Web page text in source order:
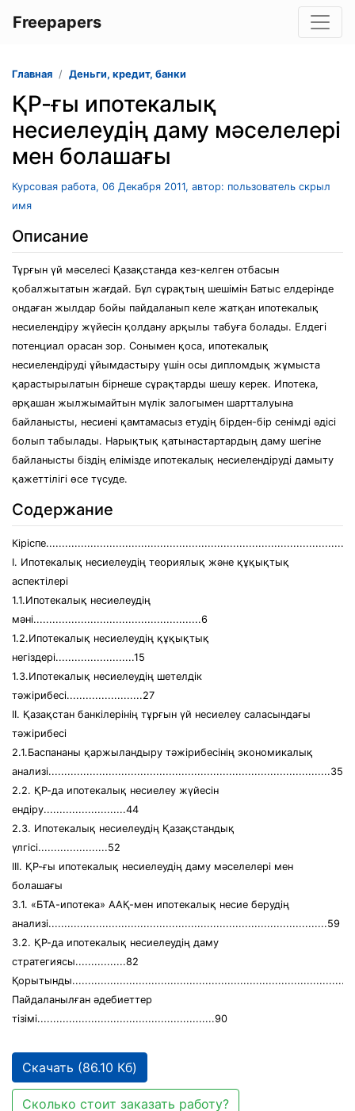
Freepapers
Главная Деньги, кредит, банки
ҚР-ғы ипотекалық
несиелеудің даму мәселелері
мен болашағы
Курсовая работа, 06 Декабря 2011, автор: пользователь скрыл
имя
Описание
Тұрғын үй мәселесі Қазақстанда кез-келген отбасын
қобалжытатын жағдай. Бұл сұрақтың шешімін Батыс елдерінде
ондаған жылдар бойы пайдаланып келе жатқан ипотекалық
несиелендіру жүйесін қолдану арқылы табуға болады. Елдегі
потенциал орасан зор. Сонымен қоса, ипотекалық
несиелендіруді ұйымдастыру үшін осы дипломдық жұмыста
қарастырылатын бірнеше сұрақтарды шешу керек. Ипотека,
әрқашан жылжымайтын мүлік залогымен шартталуына
байланысты, несиені қамтамасыз етудің бірден-бір сенімді әдісі
болып табылады. Нарықтық қатынастартардың даму шегіне
байланысты біздің елімізде ипотекалық несиелендіруді дамыту
қажеттілігі өсе түсуде.
Содержание
I. Ипотекалық несиелеудің теориялық және құқықтық
аспектілері
1.1.Ипотекалық несиелеудің
мәні.....................................................6
1.2.Ипотекалық несиелеудің құқықтық
негіздері.........................15
1.3.Ипотекалық несиелеудің шетелдік
тәжірибесі........................27
II. Қазақстан банкілерінің тұрғын үй несиелеу саласындағы
тәжірибесі
2.1.Баспананы қаржыландыру тәжірибесінің экономикалық
анализі.........................................................................................35
2.2. ҚР-да ипотекалық несиелеу жүйесін
ендіру..........................44
2.3. Ипотекалық несиелеудің Қазақстандық
үлгісі......................52
III. ҚР-ғы ипотекалық несиелеудің даму мәселелері мен
болашағы
3.1. «БТА-ипотека» ААҚ-мен ипотекалық несие берудің
анализі........................................................................................59
3.2. ҚР-да ипотекалық несиелеудің даму
стратегиясы................82
Пайдаланылған әдебиеттер
тізімі........................................................90
Скачать (86.10 Кб)
Сколько стоит заказать работу?